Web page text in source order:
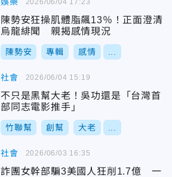
陳勢安狂操肌體脂飆13％！正面澄清
烏龍緋聞 親揭感情現況
陳勢安 專輯 感情
社會
不只是黑幫大老！吳功還是「台灣首
部同志電影推手」
竹聯幫 創幫 大老
2026/06/04 15:19
社會
詐團女幹部騙3美國人狂削1.7億 一
2026/06/03 16:35